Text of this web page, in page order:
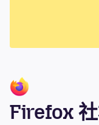
Firefox